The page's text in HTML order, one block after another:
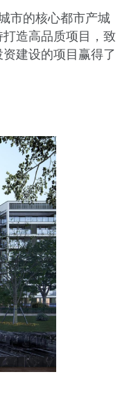
市的核心都市产城
造高品质项目，致
建设的项目赢得了